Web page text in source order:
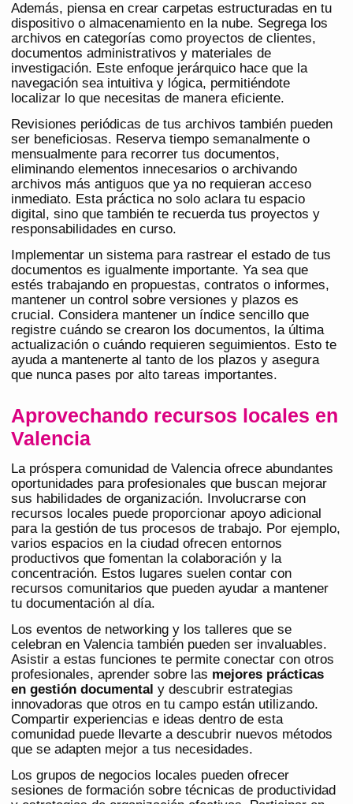
Además, piensa en crear carpetas estructuradas en tu
dispositivo o almacenamiento en la nube. Segrega los
archivos en categorías como proyectos de clientes,
documentos administrativos y materiales de
investigación. Este enfoque jerárquico hace que la
navegación sea intuitiva y lógica, permitiéndote
localizar lo que necesitas de manera eficiente.
Revisiones periódicas de tus archivos también pueden
ser beneficiosas. Reserva tiempo semanalmente o
mensualmente para recorrer tus documentos,
eliminando elementos innecesarios o archivando
archivos más antiguos que ya no requieran acceso
inmediato. Esta práctica no solo aclara tu espacio
digital, sino que también te recuerda tus proyectos y
responsabilidades en curso.
Implementar un sistema para rastrear el estado de tus
documentos es igualmente importante. Ya sea que
estés trabajando en propuestas, contratos o informes,
mantener un control sobre versiones y plazos es
crucial. Considera mantener un índice sencillo que
registre cuándo se crearon los documentos, la última
actualización o cuándo requieren seguimientos. Esto te
ayuda a mantenerte al tanto de los plazos y asegura
que nunca pases por alto tareas importantes.
Aprovechando recursos locales en
Valencia
La próspera comunidad de Valencia ofrece abundantes
oportunidades para profesionales que buscan mejorar
sus habilidades de organización. Involucrarse con
recursos locales puede proporcionar apoyo adicional
para la gestión de tus procesos de trabajo. Por ejemplo,
varios espacios en la ciudad ofrecen entornos
productivos que fomentan la colaboración y la
concentración. Estos lugares suelen contar con
recursos comunitarios que pueden ayudar a mantener
tu documentación al día.
Los eventos de networking y los talleres que se
celebran en Valencia también pueden ser invaluables.
Asistir a estas funciones te permite conectar con otros
profesionales, aprender sobre las mejores prácticas
en gestión documental y descubrir estrategias
innovadoras que otros en tu campo están utilizando.
Compartir experiencias e ideas dentro de esta
comunidad puede llevarte a descubrir nuevos métodos
que se adapten mejor a tus necesidades.
Los grupos de negocios locales pueden ofrecer
sesiones de formación sobre técnicas de productividad